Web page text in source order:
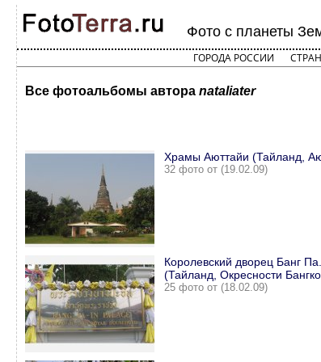
Фото с планеты
ГОРОДА РОССИИ
Все фотоальбомы автора nataliater
Храмы Аюттайи (Тайланд,
32 фото от (19.02.09)
Королевский дворец Банг
(Тайланд, Oкресности
25 фото от (18.02.09)